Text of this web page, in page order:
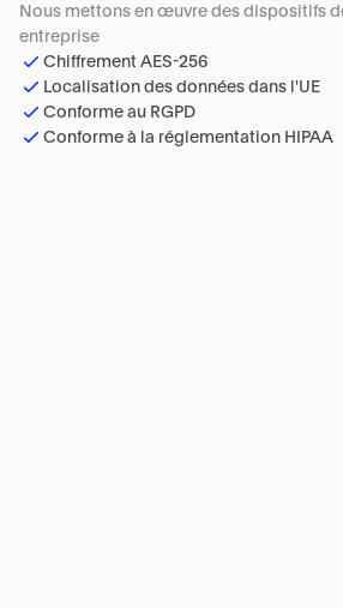
Nous mettons en œuvre des dispositifs
entreprise
Chiffrement AES-256
Localisation des données dans l'UE
Conforme au RGPD
Conforme à la réglementation HIPAA